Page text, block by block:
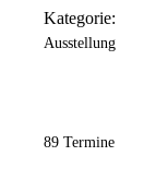
Kategorie:
Ausstellung
89 Termine